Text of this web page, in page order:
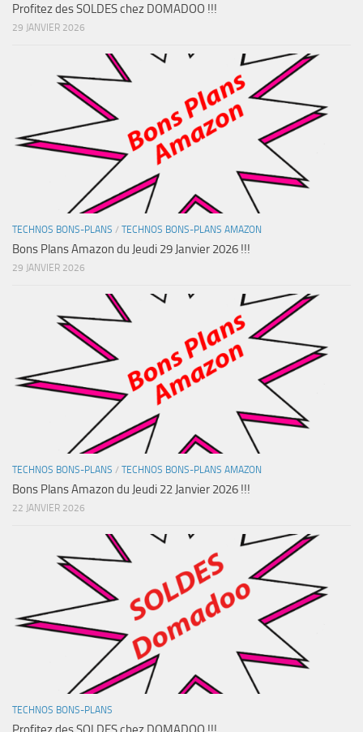
Profitez des SOLDES chez DOMADOO !!!
29 JANVIER 2026
TECHNOS BONS-PLANS / TECHNOS BONS-PLANS AMAZON
Bons Plans Amazon du Jeudi 29 Janvier 2026 !!!
29 JANVIER 2026
TECHNOS BONS-PLANS / TECHNOS BONS-PLANS AMAZON
Bons Plans Amazon du Jeudi 22 Janvier 2026 !!!
22 JANVIER 2026
TECHNOS BONS-PLANS